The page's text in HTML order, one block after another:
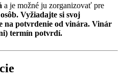
a je možné ju zorganizovať pre
Vyžiadajte si svoj
na potvrdenie od vinára. Vinár
termín potvrdí.